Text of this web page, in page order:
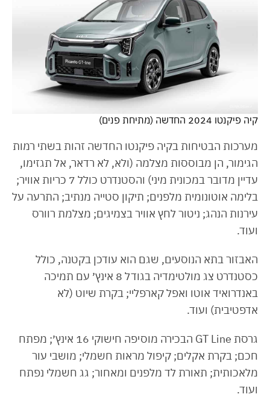
קיה פיקנטו 2024 החדשה (מתיחת פנים)
מערכות הבטיחות בקיה פיקנטו החדשה זהות בשתי רמות
הגימור, הן מבוססות מצלמה (ולא, לא רדאר, אל תגזימו,
עדיין מדובר במכונית מיני) והסטנדרט כולל 7 כריות אוויר;
בלימה אוטונומית מלפנים; תיקון סטייה מנתיב; התרעה על
עירנות הנהג; ניטור לחץ אוויר בצמיגים; מצלמת רוורס
ועוד.
האבזור בתא הנוסעים, שגם הוא עודכן בקטנה, כולל
כסטנדרט צג מולטימדיה בגודל 8 אינץ׳ עם תמיכה
באנדרואיד אוטו ואפל קארפליי; בקרת שיוט (לא
אדפטיבית) ועוד.
גרסת GT Line הבכירה מוסיפה חישוקי 16 אינץ׳; מפתח
חכם; בקרת אקלים; קיפול מראות חשמלי; מושבי עור
מלאכותית; תאורת לד מלפנים ומאחור; גג חשמלי נפתח
ועוד.